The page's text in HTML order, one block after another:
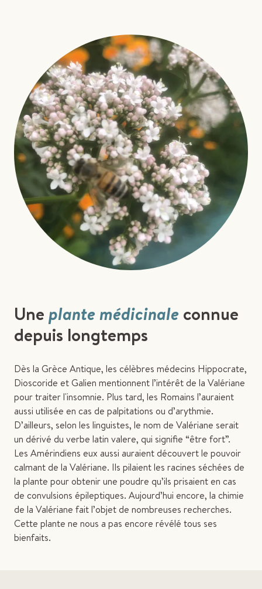
Uneplante médicinaleconnue
depuis longtemps
Dès la Grèce Antique, les célèbres médecins Hippocrate,
Dioscoride et Galien mentionnent l’intérêt de la Valériane
pour traiter l'insomnie. Plus tard, les Romains l’auraient
aussi utilisée en cas de palpitations ou d’arythmie.
D’ailleurs, selon les linguistes, le nom de Valériane serait
un dérivé du verbe latin valere, qui signifie “être fort”.
Les Amérindiens eux aussi auraient découvert le pouvoir
calmant de la Valériane. Ils pilaient les racines séchées de
la plante pour obtenir une poudre qu’ils prisaient en cas
de convulsions épileptiques. Aujourd’hui encore, la chimie
de la Valériane fait l’objet de nombreuses recherches.
Cette plante ne nous a pas encore révélé tous ses
bienfaits.